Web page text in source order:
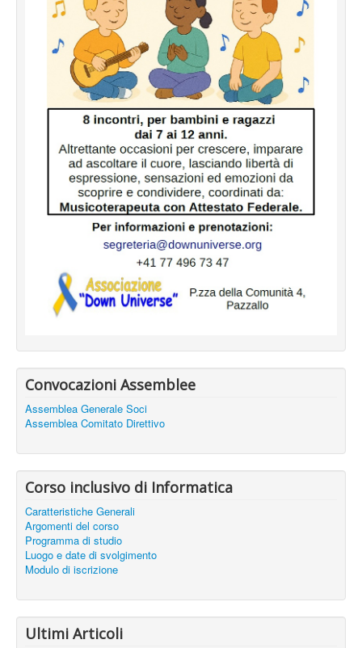
Convocazioni Assemblee
Assemblea Generale Soci
Assemblea Comitato Direttivo
Corso inclusivo di Informatica
Caratteristiche Generali
Argomenti del corso
Programma di studio
Luogo e date di svolgimento
Modulo di iscrizione
Ultimi Articoli